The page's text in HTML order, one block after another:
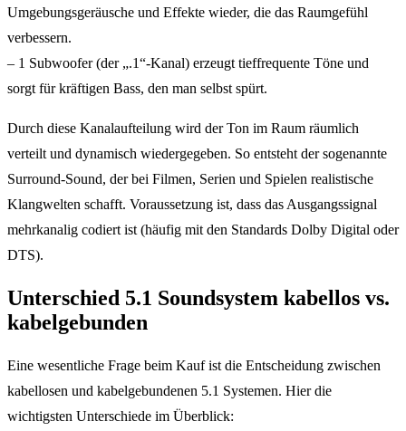
Umgebungsgeräusche und Effekte wieder, die das Raumgefühl
verbessern.
– 1 Subwoofer (der „.1“-Kanal) erzeugt tieffrequente Töne und
sorgt für kräftigen Bass, den man selbst spürt.
Durch diese Kanalaufteilung wird der Ton im Raum räumlich
verteilt und dynamisch wiedergegeben. So entsteht der sogenannte
Surround-Sound, der bei Filmen, Serien und Spielen realistische
Klangwelten schafft. Voraussetzung ist, dass das Ausgangssignal
mehrkanalig codiert ist (häufig mit den Standards Dolby Digital oder
DTS).
Unterschied 5.1 Soundsystem kabellos vs.
kabelgebunden
Eine wesentliche Frage beim Kauf ist die Entscheidung zwischen
kabellosen und kabelgebundenen 5.1 Systemen. Hier die
wichtigsten Unterschiede im Überblick: